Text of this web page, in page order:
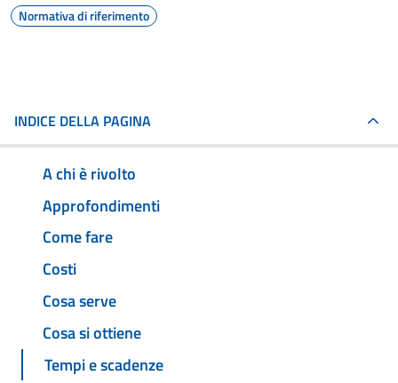
Normativa di riferimento
INDICE DELLA PAGINA
A chi è rivolto
Approfondimenti
Come fare
Costi
Cosa serve
Cosa si ottiene
Tempi e scadenze